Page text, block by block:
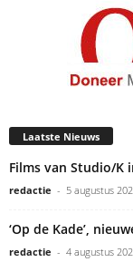
Laatste Nieuws
Films van Studio/K
redactie - 5 augustus
‘Op de Kade’,
redactie - 4 augustus